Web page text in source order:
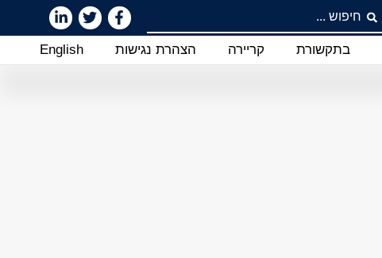
בתקשורת קריירה הצהרת נגישות English